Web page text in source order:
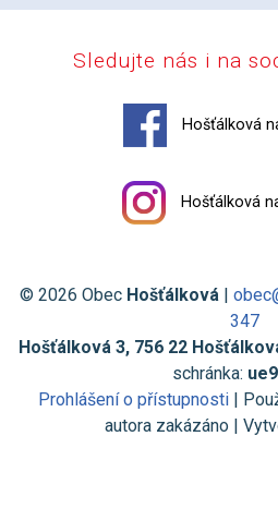
Sledujte nás i na
Hošťálková
Hošťálková
© 2026 Obec Hošťálková |
347
Hošťálková 3, 756 22
schránka:
Prohlášení o přístupnosti |
autora zakázáno |